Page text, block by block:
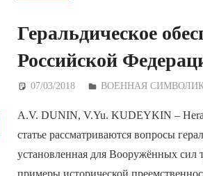
Геральдическое
Российской
07/03/2018 Дежурный по Редакции
ВОЕННАЯ
A.V. DUNIN, V.Yu. KUDEYKIN –
статье рассматриваются вопросы
установленная для Вооружённых сил
примеры исторической